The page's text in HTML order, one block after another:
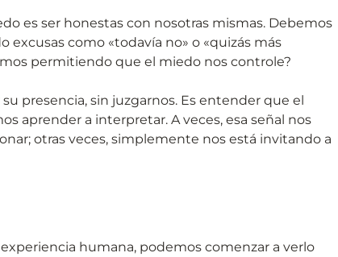
es ser honestas con nosotras mismas. Debemos
como «todavía no» o «quizás más
permitiendo que el miedo nos controle?
presencia, sin juzgarnos. Es entender que el
aprender a interpretar. A veces, esa señal nos
otras veces, simplemente nos está invitando a
humana, podemos comenzar a verlo